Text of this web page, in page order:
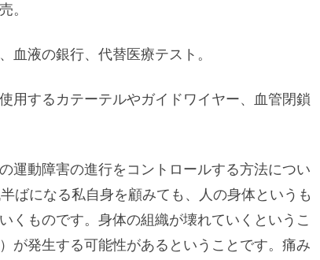
。
液の銀行、代替医療テスト。
用するカテーテルやガイドワイヤー、血管閉鎖
運動障害の進行をコントロールする方法につい
ばになる私自身を顧みても、人の身体というも
くものです。身体の組織が壊れていくというこ
が発生する可能性があるということです。痛み